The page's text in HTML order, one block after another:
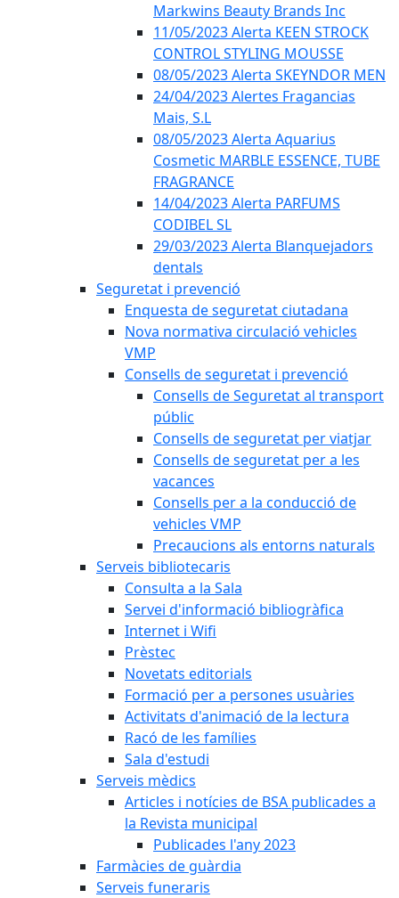
Markwins Beauty Brands Inc
11/05/2023 Alerta KEEN STROCK
CONTROL STYLING MOUSSE
08/05/2023 Alerta SKEYNDOR MEN
24/04/2023 Alertes Fragancias
Mais, S.L
08/05/2023 Alerta Aquarius
Cosmetic MARBLE ESSENCE, TUBE
FRAGRANCE
14/04/2023 Alerta PARFUMS
CODIBEL SL
29/03/2023 Alerta Blanquejadors
dentals
Seguretat i prevenció
Enquesta de seguretat ciutadana
Nova normativa circulació vehicles
VMP
Consells de seguretat i prevenció
Consells de Seguretat al transport
públic
Consells de seguretat per viatjar
Consells de seguretat per a les
vacances
Consells per a la conducció de
vehicles VMP
Precaucions als entorns naturals
Serveis bibliotecaris
Consulta a la Sala
Servei d'informació bibliogràfica
Internet i Wifi
Prèstec
Novetats editorials
Formació per a persones usuàries
Activitats d'animació de la lectura
Racó de les famílies
Sala d'estudi
Serveis mèdics
Articles i notícies de BSA publicades a
la Revista municipal
Publicades l'any 2023
Farmàcies de guàrdia
Serveis funeraris